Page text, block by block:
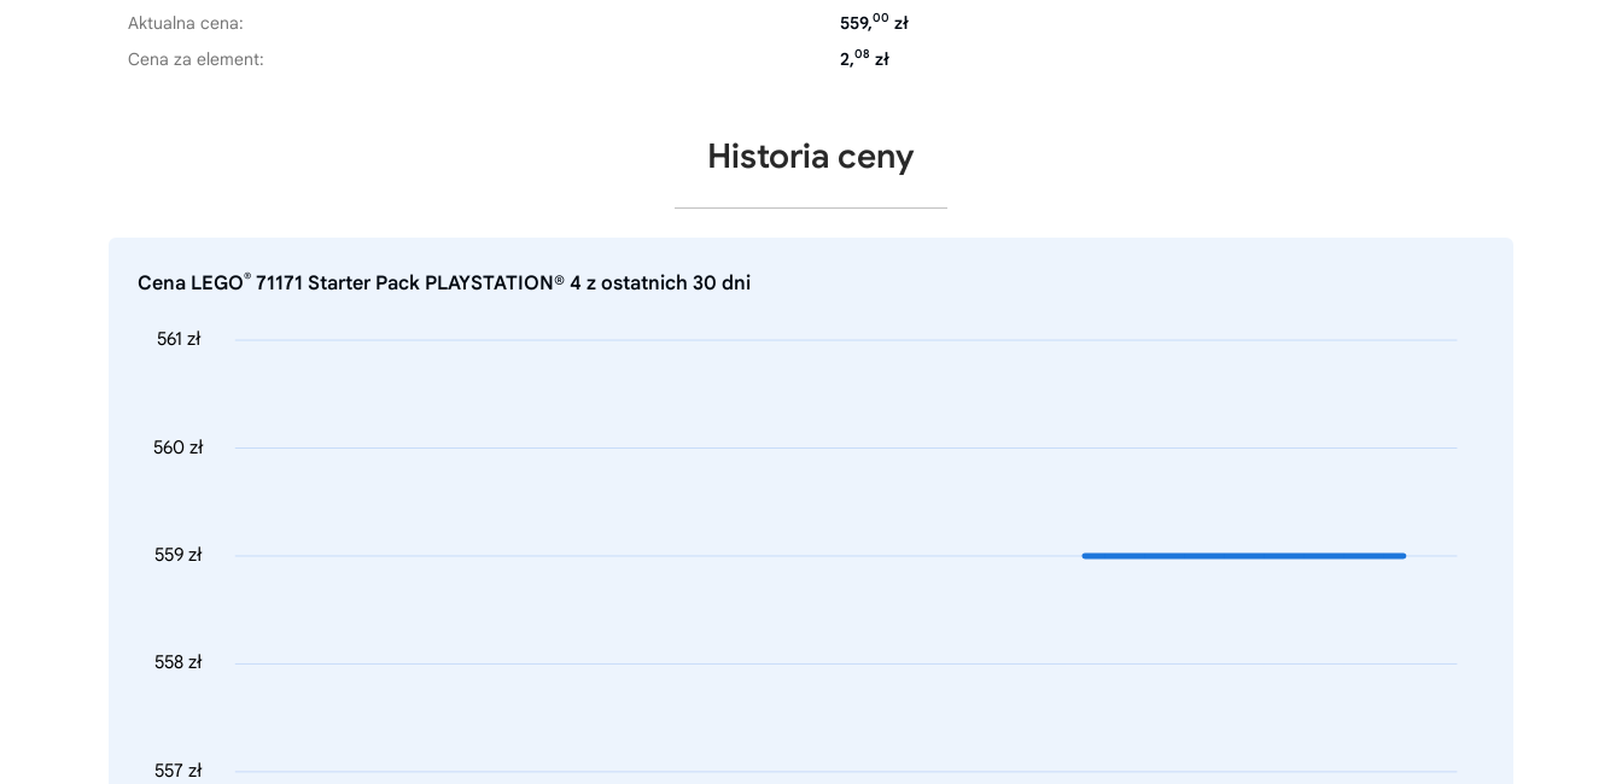
Aktualna cena:
559,00 zł
Cena za element:
2,08 zł
Historia ceny
Cena LEGO® 71171 Starter Pack PLAYSTATION® 4 z ostatnich 30 dni
561 zł
560 zł
559 zł
558 zł
557 zł